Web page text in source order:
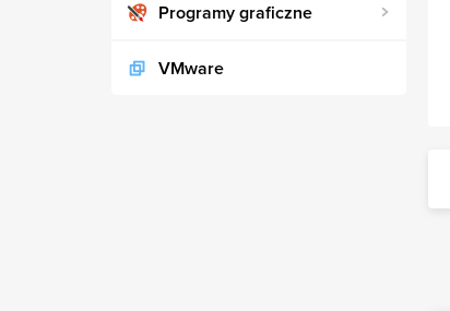
Programy graficzne
VMware